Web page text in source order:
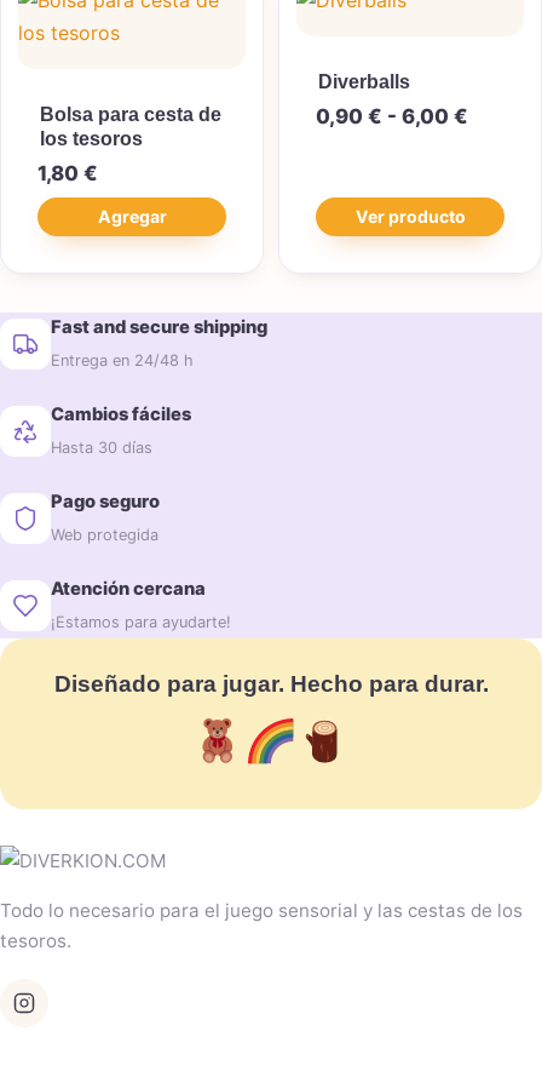
Bolsa para cesta de
los tesoros
1,80 €
Agregar
Diverballs
0,90 € - 6,00 €
Ver producto
Fast and secure shipping
Entrega en 24/48 h
Cambios fáciles
Hasta 30 días
Pago seguro
Web protegida
Atención cercana
¡Estamos para ayudarte!
Diseñado para jugar. Hecho para durar.
Todo lo necesario para el juego sensorial y las cestas de los
tesoros.